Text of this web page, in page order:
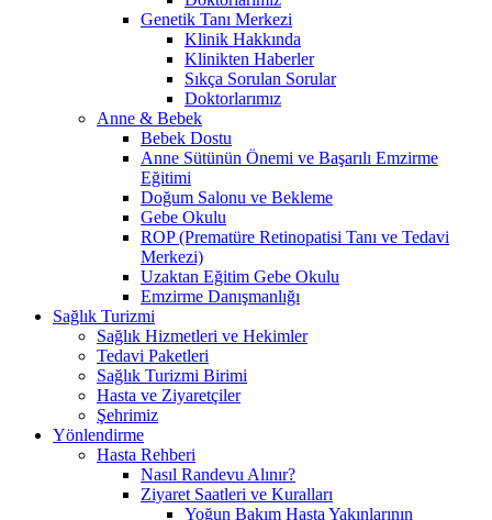
Genetik Tanı Merkezi
Klinik Hakkında
Klinikten Haberler
Sıkça Sorulan Sorular
Doktorlarımız
Anne & Bebek
Bebek Dostu
Anne Sütünün Önemi ve Başarılı Emzirme
Eğitimi
Doğum Salonu ve Bekleme
Gebe Okulu
ROP (Prematüre Retinopatisi Tanı ve Tedavi
Merkezi)
Uzaktan Eğitim Gebe Okulu
Emzirme Danışmanlığı
Sağlık Turizmi
Sağlık Hizmetleri ve Hekimler
Tedavi Paketleri
Sağlık Turizmi Birimi
Hasta ve Ziyaretçiler
Şehrimiz
Yönlendirme
Hasta Rehberi
Nasıl Randevu Alınır?
Ziyaret Saatleri ve Kuralları
Yoğun Bakım Hasta Yakınlarının